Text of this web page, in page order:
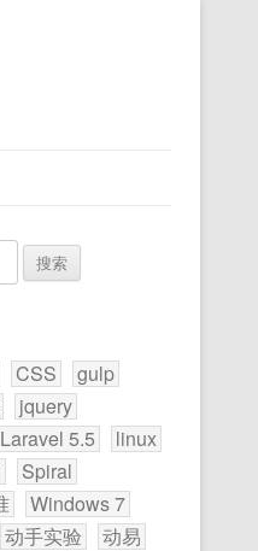
CSS
gulp
jquery
Laravel 5.5
linux
Spiral
Windows 7
动手实验
动易